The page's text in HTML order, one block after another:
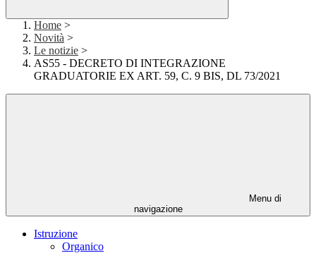
Home >
Novità >
Le notizie >
AS55 - DECRETO DI INTEGRAZIONE
GRADUATORIE EX ART. 59, C. 9 BIS, DL 73/2021
Menu di
navigazione
Istruzione
Organico